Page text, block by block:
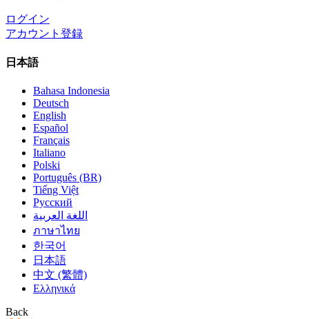
ログイン
アカウント登録
日本語
Bahasa Indonesia
Deutsch
English
Español
Français
Italiano
Polski
Português (BR)
Tiếng Việt
Русский
اللغة العربية
ภาษาไทย
한국어
日本語
中文 (繁體)
Ελληνικά
Back